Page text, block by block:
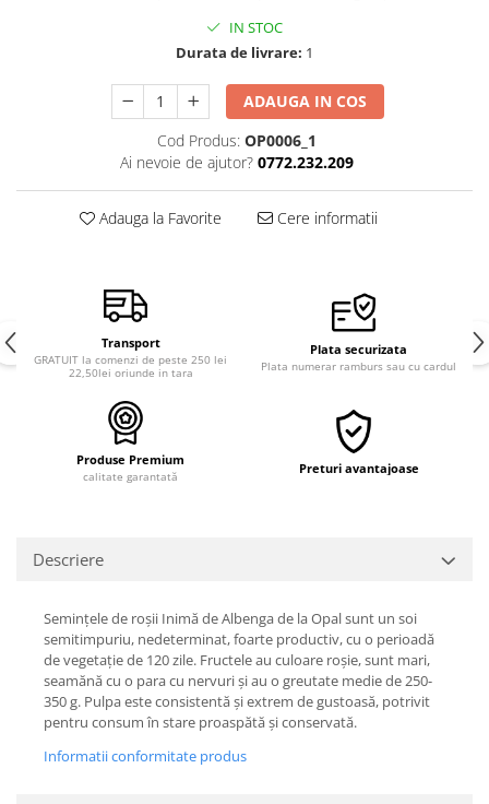
IN STOC
Durata de livrare: 1
ADAUGA IN COS
Cod Produs: OP0006_1
Ai nevoie de ajutor? 0772.232.209
Adauga la Favorite Cere informatii
Transport
GRATUIT la comenzi de peste 250 lei
22,50lei oriunde in tara
Plata securizata
Plata numerar ramburs sau cu cardul
Produse Premium
calitate garantată
Preturi avantajoase
Descriere
Semințele de roșii Inimă de Albenga de la Opal sunt un soi
semitimpuriu, nedeterminat, foarte productiv, cu o perioadă
de vegetație de 120 zile. Fructele au culoare roșie, sunt mari,
seamănă cu o para cu nervuri și au o greutate medie de 250-
350 g. Pulpa este consistentă și extrem de gustoasă, potrivit
pentru consum în stare proaspătă și conservată.
Informatii conformitate produs